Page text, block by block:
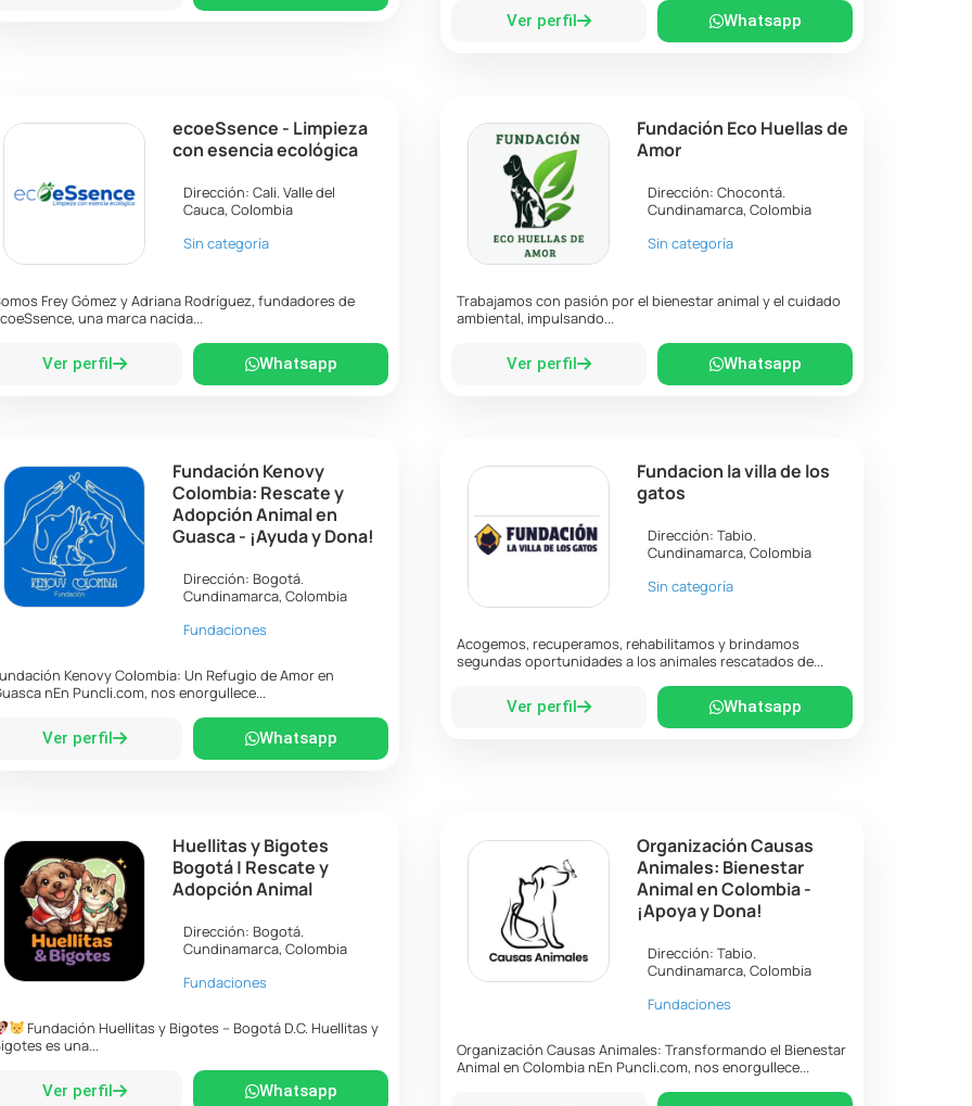
Ver perfil Whatsapp
ecoeSsence - Limpieza
con esencia ecológica
Dirección:Cali.Valle del
Cauca,Colombia
Sin categoría
Frey Gómez y Adriana Rodríguez, fundadores de
una marca nacida...
Ver perfil Whatsapp
Fundación Eco Huellas de
Amor
Dirección:Chocontá.
Cundinamarca,Colombia
Sin categoría
Trabajamos con pasión por el bienestar animal y el cuidado
ambiental, impulsando...
Ver perfil Whatsapp
Fundación Kenovy
Colombia: Rescate y
Adopción Animal en
Guasca - ¡Ayuda y Dona!
Dirección: Bogotá.
Cundinamarca,Colombia
Fundaciones
Kenovy Colombia: Un Refugio de Amor en
nEn Puncli.com, nos enorgullece...
Ver perfil Whatsapp
Fundacion la villa de los
gatos
Dirección:Tabio.
Cundinamarca,Colombia
Sin categoría
Acogemos, recuperamos, rehabilitamos y brindamos
segundas oportunidades a los animales rescatados de...
Ver perfil Whatsapp
Huellitas y Bigotes
Bogotá | Rescate y
Adopción Animal
Dirección: Bogotá.
Cundinamarca,Colombia
Fundaciones
Fundación Huellitas y Bigotes – Bogotá D.C. Huellitas y
es una...
Ver perfil Whatsapp
Organización Causas
Animales: Bienestar
Animal en Colombia -
¡Apoya y Dona!
Dirección:Tabio.
Cundinamarca,Colombia
Fundaciones
Organización Causas Animales: Transformando el Bienestar
Animal en Colombia nEn Puncli.com, nos enorgullece...